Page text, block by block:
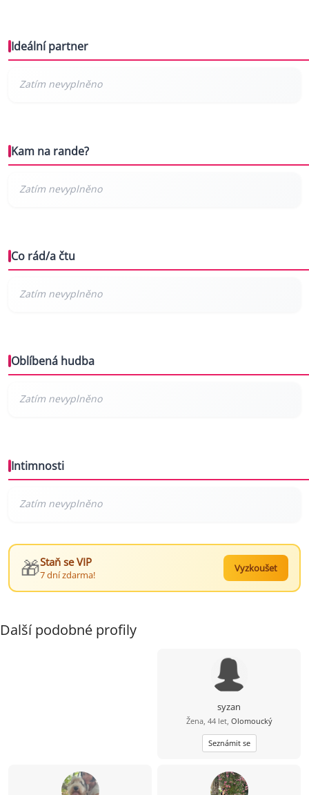
Ideální partner
Kam na rande?
Co rád/a čtu
Oblíbená hudba
Intimnosti
🎁Staň se VIP
7 dní zdarma!
Vyzkoušet
Další podobné profily
syzan
Žena, 44 let, Olomoucký
Seznámit se